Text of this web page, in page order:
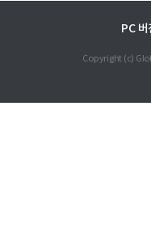
PC 버
Copyright (c)